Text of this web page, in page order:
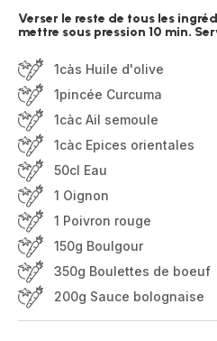
Verser le reste de tous les
mettre sous pression 10 min.
1càs Huile d'olive
1pincée Curcuma
1càc Ail semoule
1càc Epices orientales
50cl Eau
1 Oignon
1 Poivron rouge
150g Boulgour
350g Boulettes de boeuf
200g Sauce bolognaise